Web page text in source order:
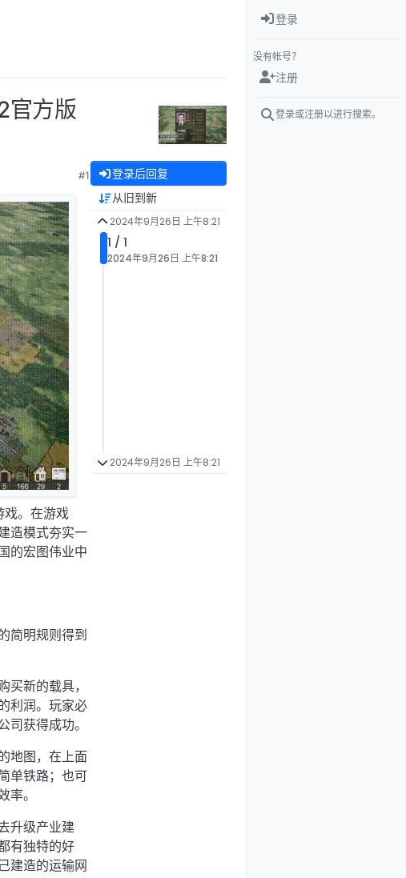
官方版
#1
戏。在游戏
造模式夯实一
的宏图伟业中
简明规则得到
新的载具，
利润。玩家必
获得成功。
地图，在上面
单铁路；也可
。
升级产业建
有独特的好
建造的运输网
登录后回复
从旧到新
2024年9月26日 上午8:21
1 / 1
2024年9月26日 上午8:21
2024年9月26日 上午8:21
登录
没有帐号？
注册
登录或注册以进行搜索。